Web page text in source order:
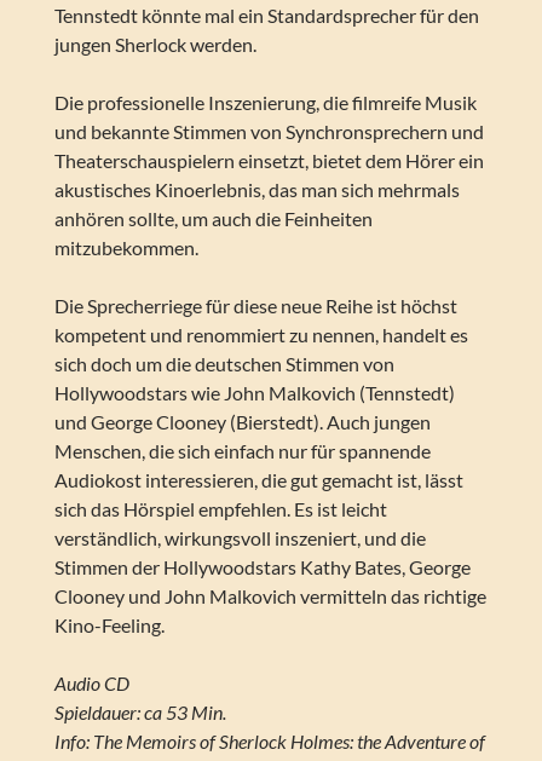
Tennstedt könnte mal ein Standardsprecher für den
jungen Sherlock werden.
Die professionelle Inszenierung, die filmreife Musik
und bekannte Stimmen von Synchronsprechern und
Theaterschauspielern einsetzt, bietet dem Hörer ein
akustisches Kinoerlebnis, das man sich mehrmals
anhören sollte, um auch die Feinheiten
mitzubekommen.
Die Sprecherriege für diese neue Reihe ist höchst
kompetent und renommiert zu nennen, handelt es
sich doch um die deutschen Stimmen von
Hollywoodstars wie John Malkovich (Tennstedt)
und George Clooney (Bierstedt). Auch jungen
Menschen, die sich einfach nur für spannende
Audiokost interessieren, die gut gemacht ist, lässt
sich das Hörspiel empfehlen. Es ist leicht
verständlich, wirkungsvoll inszeniert, und die
Stimmen der Hollywoodstars Kathy Bates, George
Clooney und John Malkovich vermitteln das richtige
Kino-Feeling.
Audio CD
Spieldauer: ca 53 Min.
Info: The Memoirs of Sherlock Holmes: the Adventure of